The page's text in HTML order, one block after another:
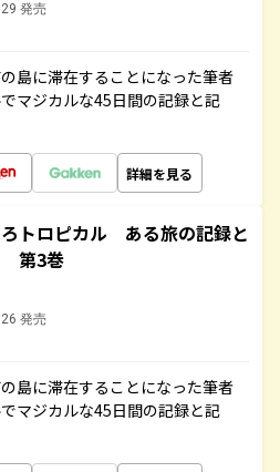
発売
島に滞在することになった筆者
マジカルな45日間の記録と記
詳細を見る
トロピカル ある旅の記録と
第3巻
発売
島に滞在することになった筆者
マジカルな45日間の記録と記